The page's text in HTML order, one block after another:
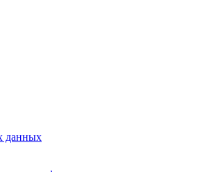
данных